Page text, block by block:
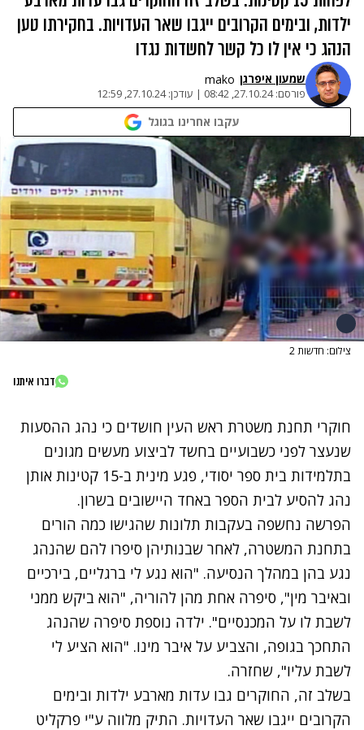
ילדות, ובימים הקרובים ייגבו שאר העדויות. בחקירתו טען
הנהג כי אין לו כל קשר לחשדות נגדו
שמעון איפרגן​ mako
פורסם:27.10.24, 08:42
| עודכן:27.10.24, 12:59
עקבו אחרינו בגוגל
צילום: חדשות 2
דברו איתנו
חוקרי תחנת משטרת ראש העין חושדים כי נהג ההסעות
שנעצר לפני כשבועיים בחשד לביצוע מעשים מגונים
בתלמידות בית ספר יסודי, פגע מינית ב-15 קטינות אותן
נהג להסיע לבית הספר באחד היישובים בשרון.
הפרשה נחשפה בעקבות תלונות שהגישו כמה הורים
בתחנת המשטרה, לאחר שבנותיהן סיפרו להם שהנהג
נגע בהן במהלך הנסיעה. "הוא נגע לי ברגליים, בירכיים
ובאיבר מין", סיפרה אחת מהן להוריה, "הוא ביקש ממני
לשבת לו על המכנסיים". ילדה נוספת סיפרה שהנהג
התחכך בגופה, והצביע על איבר מינו. "הוא הציע לי
לשבת עליו", שחזרה.
בשלב זה, החוקרים גבו עדות מארבע ילדות ובימים
הקרובים ייגבו שאר העדויות. התיק מלווה ע"י פרקליט